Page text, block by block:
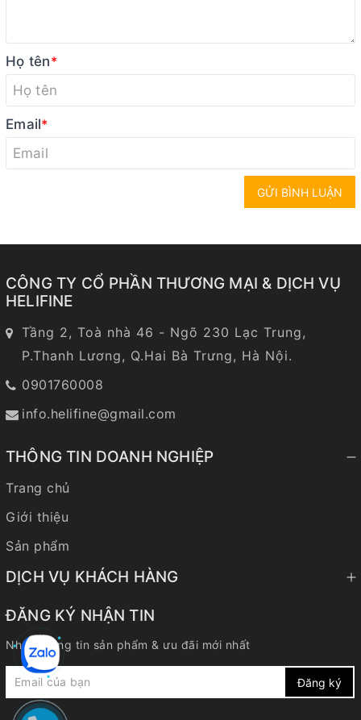
Họ tên*
Email*
GỬI BÌNH LUẬN
CÔNG TY CỔ PHẦN THƯƠNG MẠI & DỊCH VỤ
HELIFINE
Tầng 2, Toà nhà 46 - Ngõ 230 Lạc Trung,
P.Thanh Lương, Q.Hai Bà Trưng, Hà Nội.
0901760008
info.helifine@gmail.com
THÔNG TIN DOANH NGHIỆP
Trang chủ
Giới thiệu
Sản phẩm
DỊCH VỤ KHÁCH HÀNG
ĐĂNG KÝ NHẬN TIN
Nhận thông tin sản phẩm & ưu đãi mới nhất
Đăng ký